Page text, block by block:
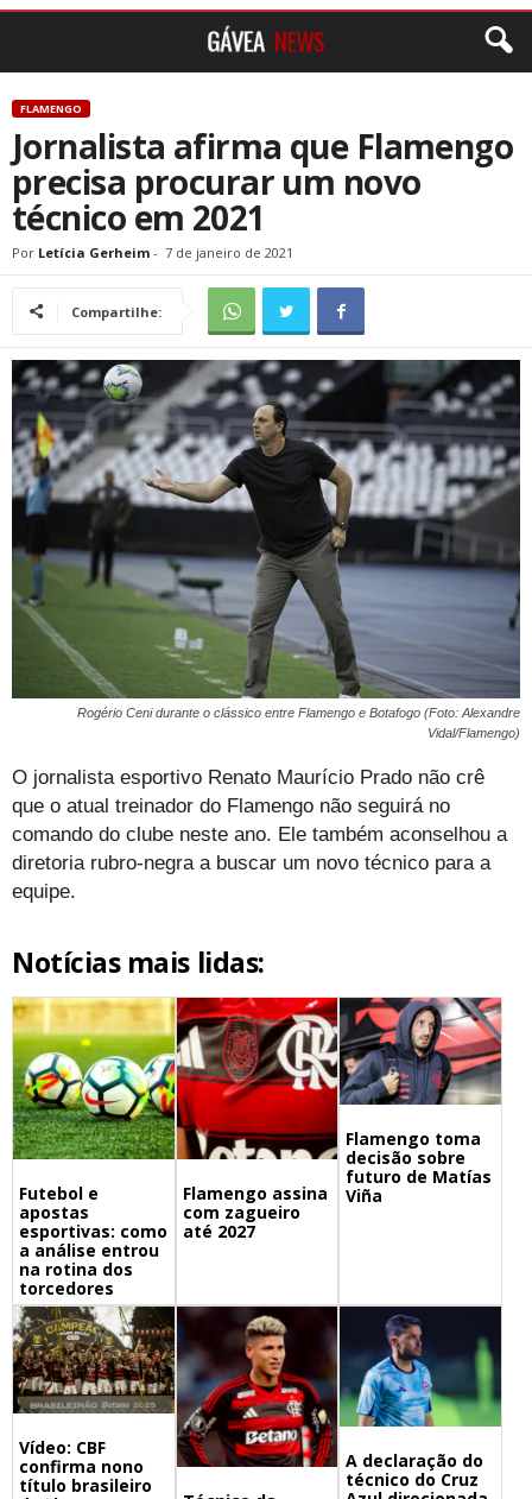
FLAMENGO
Jornalista afirma que Flamengo
precisa procurar um novo
técnico em 2021
Por Letícia Gerheim - 7 de janeiro de 2021
Compartilhe:
Rogério Ceni durante o clássico entre Flamengo e Botafogo (Foto: Alexandre
Vidal/Flamengo)
O jornalista esportivo Renato Maurício Prado não crê
que o atual treinador do Flamengo não seguirá no
comando do clube neste ano. Ele também aconselhou a
diretoria rubro-negra a buscar um novo técnico para a
equipe.
Notícias mais lidas:
Futebol e
apostas
esportivas: como
a análise entrou
na rotina dos
torcedores
Flamengo assina
com zagueiro
até 2027
Flamengo toma
decisão sobre
futuro de Matías
Viña
Vídeo: CBF
confirma nono
título brasileiro
A declaração do
técnico do Cruz